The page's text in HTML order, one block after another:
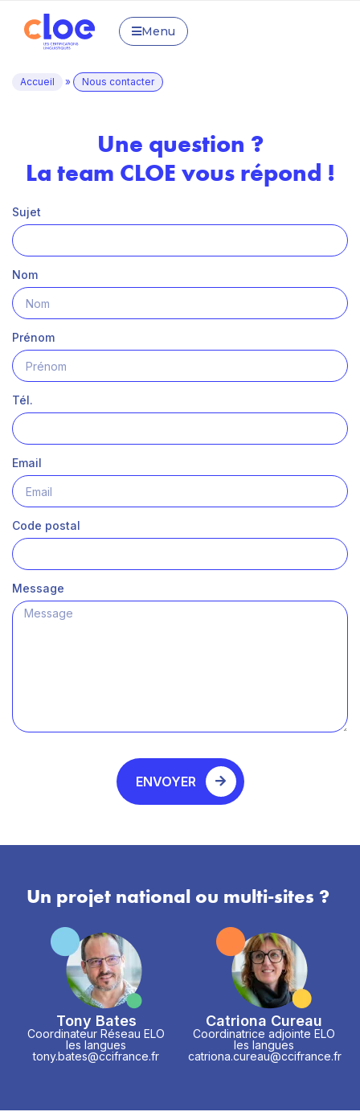
Menu
Accueil » Nous contacter
Une question ?
La team CLOE vous répond !
Sujet
Nom
Prénom
Tél.
Email
Code postal
Message
ENVOYER
Un projet national ou multi-sites ?
Tony Bates
Coordinateur Réseau ELO
les langues
tony.bates@ccifrance.fr
Catriona Cureau
Coordinatrice adjointe ELO
les langues
catriona.cureau@ccifrance.fr